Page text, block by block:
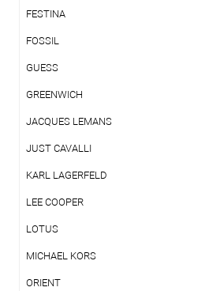
FESTINA
FOSSIL
GUESS
GREENWICH
JACQUES LEMANS
JUST CAVALLI
KARL LAGERFELD
LEE COOPER
LOTUS
MICHAEL KORS
ORIENT